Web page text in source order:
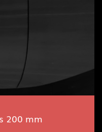
200 mm